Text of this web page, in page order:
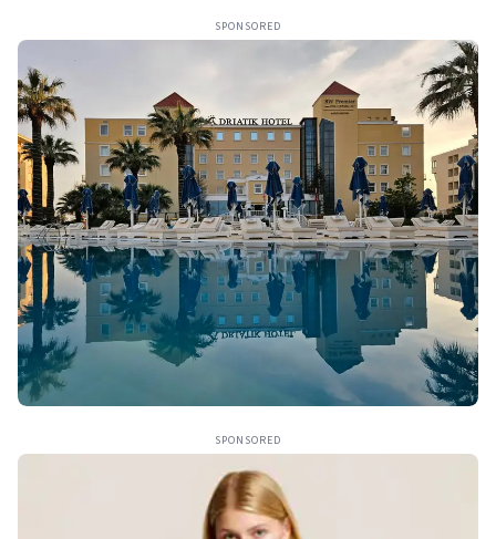
SPONSORED
SPONSORED